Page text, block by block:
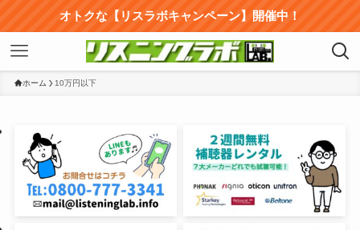
オトクな【リスラボキャンペーン】開催中！
ホーム 10万円以下